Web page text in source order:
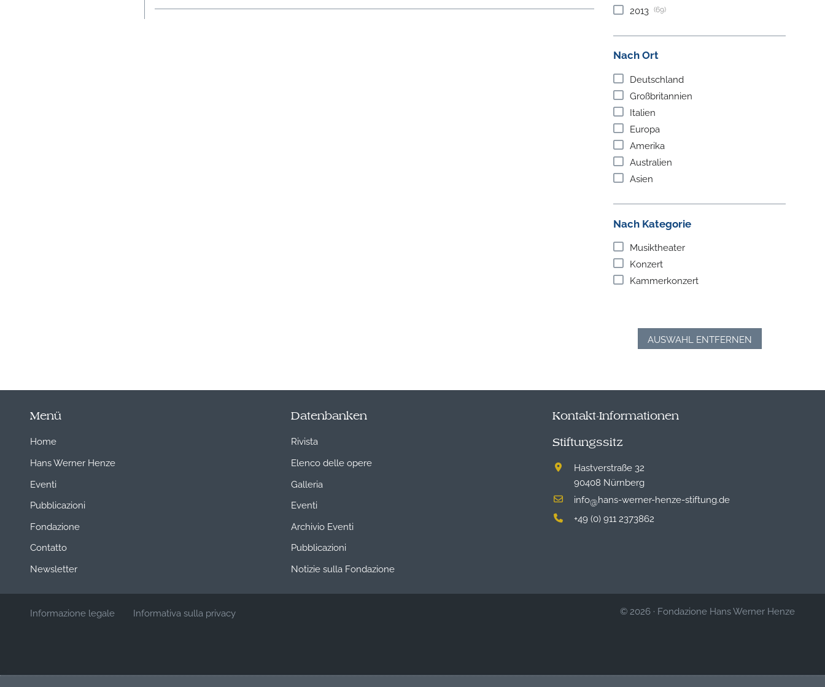
2013 (69)
Nach Ort
Deutschland
Großbritannien
Italien
Europa
Amerika
Australien
Asien
Nach Kategorie
Musiktheater
Konzert
Kammerkonzert
AUSWAHL ENTFERNEN
Menü
Home
Hans Werner Henze
Eventi
Pubblicazioni
Fondazione
Contatto
Newsletter
Datenbanken
Rivista
Elenco delle opere
Galleria
Eventi
Archivio Eventi
Pubblicazioni
Notizie sulla Fondazione
Kontakt-Informationen
Stiftungssitz
Hastverstraße 32
90408 Nürnberg
info@hans-werner-henze-stiftung.de
+49 (0) 911 2373862
Informazione legale Informativa sulla privacy © 2026 · Fondazione Hans Werner Henze